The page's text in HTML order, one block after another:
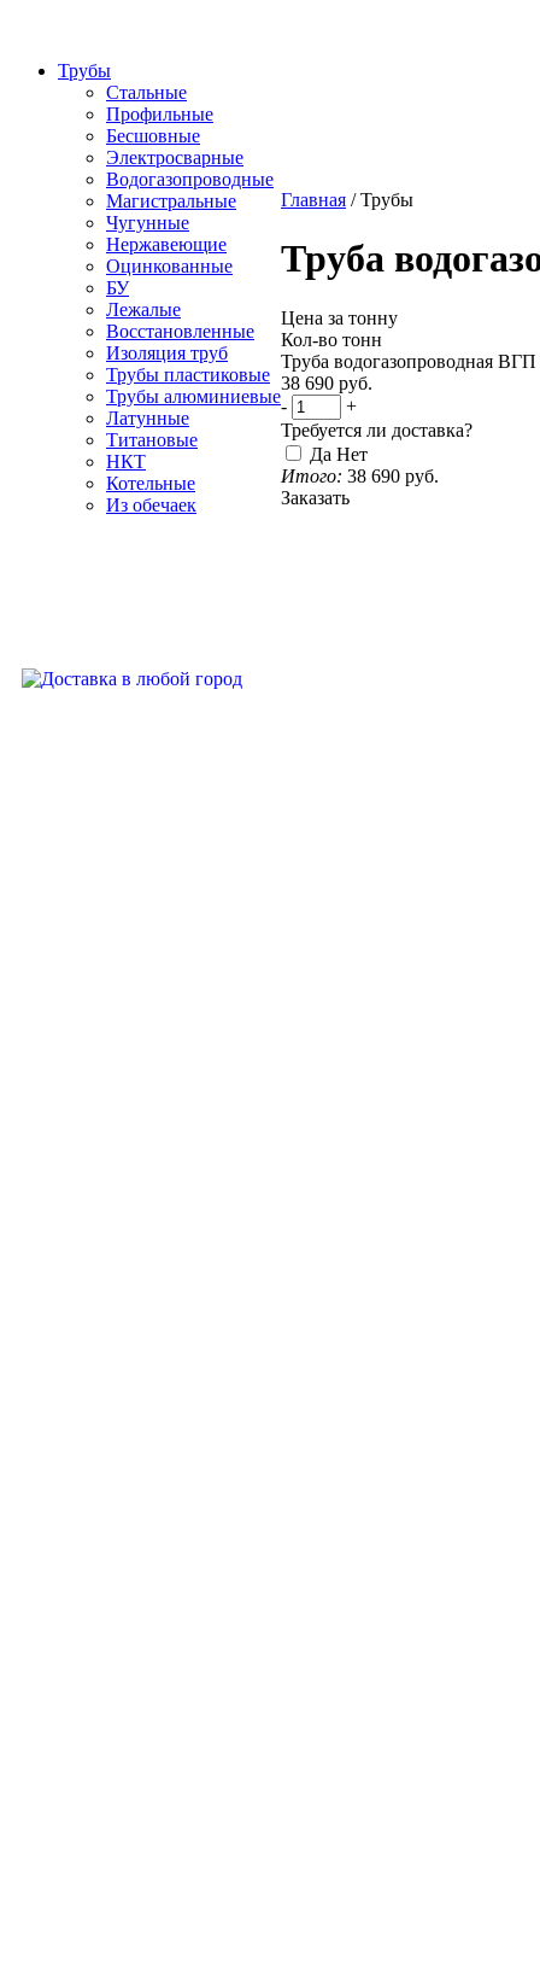
Трубы
Стальные
Профильные
Бесшовные
Электросварные
Водогазопроводные
Магистральные
Чугунные
Нержавеющие
Оцинкованные
БУ
Лежалые
Восстановленные
Изоляция труб
Трубы пластиковые
Трубы алюминиевые
Латунные
Титановые
НКТ
Котельные
Из обечаек
Главная /Трубы
Труба
Цена за тонну
Кол-во тонн
Труба водогазопроводная ВГП
38 690 руб.
-
+
Требуется ли доставка?
Да Нет
Итого: 38 690 руб.
Заказать